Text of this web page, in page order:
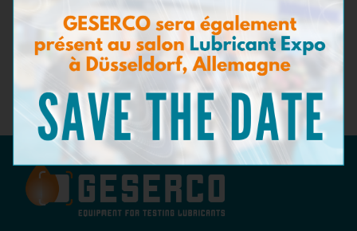
Ne manquez pas les dernières nouveautés de GESERCO !
Inscrivez-vous à notre newsletter pour recevoir des
informations sur nos innovations en matière de surveillance de
l'état des lubrifiants, nos événements à venir, et des conseils
d'experts sur la maintenance préventive. Restez à la pointe de
Abonnez-vous à notre newsletter